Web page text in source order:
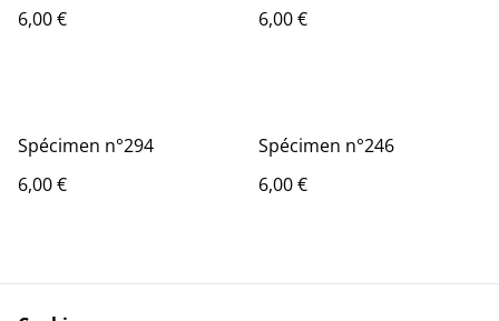
6,00 €
6,00 €
Spécimen n°294
6,00 €
Spécimen n°246
6,00 €